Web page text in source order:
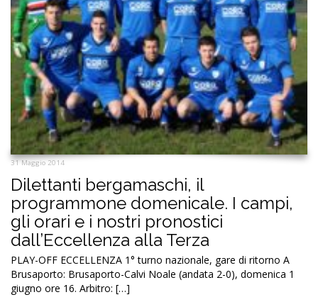
31 Maggio 2014
Dilettanti bergamaschi, il
programmone domenicale. I campi,
gli orari e i nostri pronostici
dall’Eccellenza alla Terza
PLAY-OFF ECCELLENZA 1° turno nazionale, gare di ritorno A
Brusaporto: Brusaporto-Calvi Noale (andata 2-0), domenica 1
giugno ore 16. Arbitro: […]